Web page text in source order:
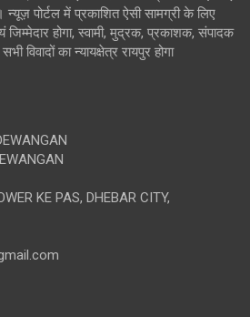
न्यूज़ पोर्टल में प्रकाशित ऐसी सामग्री के लिए
जिम्मेदार होगा, स्वामी, मुद्रक, प्रकाशक, संपादक
विवादों का न्यायक्षेत्र रायपुर होगा
KE PAS, DHEBAR CITY,